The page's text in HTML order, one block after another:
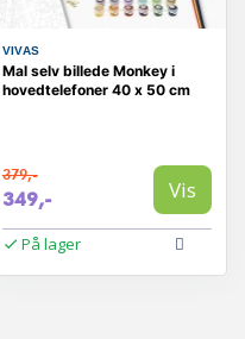
VIVAS
Mal selv billede Monkey i
hovedtelefoner 40 x 50 cm
379,-
349,- Vis
På lager